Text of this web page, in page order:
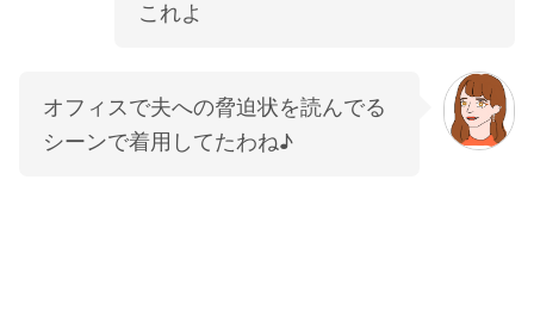
これよ
オフィスで夫への脅迫状を読んでる
シーンで着用してたわね♪